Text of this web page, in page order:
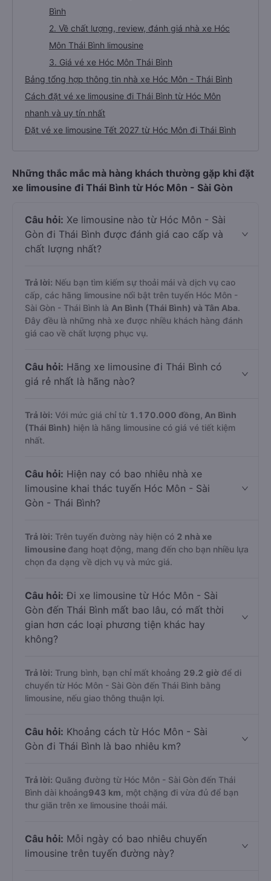
Bình
2. Về chất lượng, review, đánh giá nhà xe Hóc
Môn Thái Bình limousine
3. Giá vé xe Hóc Môn Thái Bình
Bảng tổng hợp thông tin nhà xe Hóc Môn - Thái Bình
Cách đặt vé xe limousine đi Thái Bình từ Hóc Môn
nhanh và uy tín nhất
Đặt vé xe limousine Tết 2027 từ Hóc Môn đi Thái Bình
Những thắc mắc mà hàng khách thường gặp khi đặt
xe limousine đi Thái Bình từ Hóc Môn - Sài Gòn
Câu hỏi: Xe limousine nào từ Hóc Môn - Sài
Gòn đi Thái Bình được đánh giá cao cấp và
chất lượng nhất?
Trả lời: Nếu bạn tìm kiếm sự thoải mái và dịch vụ cao
cấp, các hãng limousine nổi bật trên tuyến Hóc Môn -
Sài Gòn - Thái Bình là An Bình (Thái Bình) và Tân Aba.
Đây đều là những nhà xe được nhiều khách hàng đánh
giá cao về chất lượng phục vụ.
Câu hỏi: Hãng xe limousine đi Thái Bình có
giá rẻ nhất là hãng nào?
Trả lời: Với mức giá chỉ từ 1.170.000 đồng, An Bình
(Thái Bình) hiện là hãng limousine có giá vé tiết kiệm
nhất.
Câu hỏi: Hiện nay có bao nhiêu nhà xe
limousine khai thác tuyến Hóc Môn - Sài
Gòn - Thái Bình?
Trả lời: Trên tuyến đường này hiện có 2 nhà xe
limousine đang hoạt động, mang đến cho bạn nhiều lựa
chọn đa dạng về dịch vụ và mức giá.
Câu hỏi: Đi xe limousine từ Hóc Môn - Sài
Gòn đến Thái Bình mất bao lâu, có mất thời
gian hơn các loại phương tiện khác hay
không?
Trả lời: Trung bình, bạn chỉ mất khoảng 29.2 giờ để di
chuyển từ Hóc Môn - Sài Gòn đến Thái Bình bằng
limousine, nếu giao thông thuận lợi.
Câu hỏi: Khoảng cách từ Hóc Môn - Sài
Gòn đi Thái Bình là bao nhiêu km?
Trả lời: Quãng đường từ Hóc Môn - Sài Gòn đến Thái
Bình dài khoảng943 km , một chặng đi vừa đủ để bạn
thư giãn trên xe limousine thoải mái.
Câu hỏi: Mỗi ngày có bao nhiêu chuyến
limousine trên tuyến đường này?